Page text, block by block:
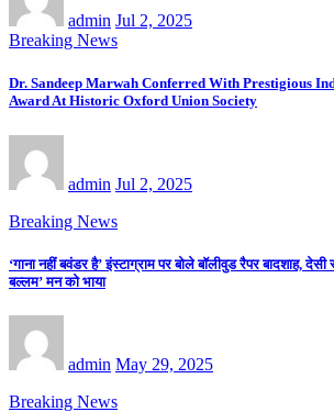
admin Jul 2, 2025
Breaking News
Dr. Sandeep Marwah Conferred With Prestigious
Award At Historic Oxford Union Society
admin Jul 2, 2025
Breaking News
‘गाना नहीं बवंडर है’ इंस्टाग्राम पर बोले बॉलीवुड रैपर बादशाह,
बल्लम’ मन को भाया
admin May 29, 2025
Breaking News